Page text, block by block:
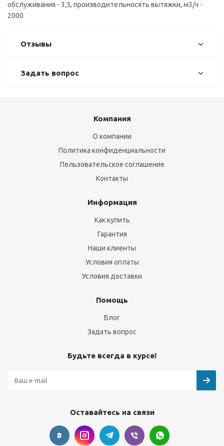
обслуживания - 3,5, производительносять вытяжки, м3/ч -
2000
Отзывы
Задать вопрос
Компания
О компании
Политика конфиденциальности
Пользовательское соглашение
Контакты
Информация
Как купить
Гарантия
Наши клиенты
Условия оплаты
Условия доставки
Помощь
Блог
Задать вопрос
Будьте всегда в курсе!
Оставайтесь на связи